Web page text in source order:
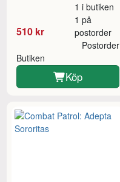
510 kr
1 i butiken
1 på
postorder
Butiken
Postorder
Köp